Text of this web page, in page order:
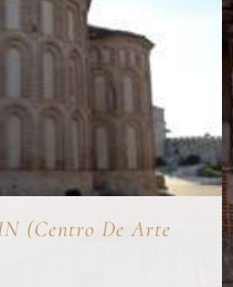
(Centro De Arte